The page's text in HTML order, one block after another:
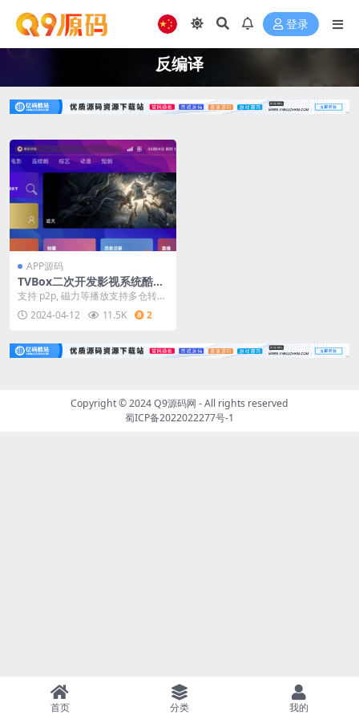
登录
反编译
APP源码
TVBox二次开发影视系统酷点
1.4.4反编译版本
支持 p2p, 磁力等播放支持多仓转换
会员 线路自动换源开关启动时直接
进入直播...
2024-04-12 11.5K 2
Copyright © 2024Q9源码网 - All rights reserved
蜀ICP备2022022277号-1
首页 分类 我的